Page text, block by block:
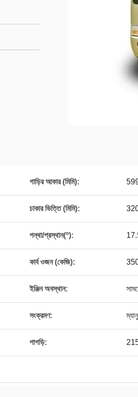
গাড়ির আকার (মিমি):
চাকার ভিত্তি (মিমি):
পন্থা/প্রস্থান(º):
কার্ব ওজন (কেজি):
ইঞ্জিন অবস্থান:
সংক্রমণ:
পাগড়ি: